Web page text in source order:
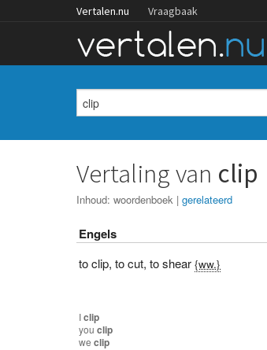
Vertalen.nu Vraagbaak
Vertaling van clip
Inhoud:woordenboek |gerelateerd
Engels
to clip,to cut,to shear {ww.}
Iclip
youclip
weclip